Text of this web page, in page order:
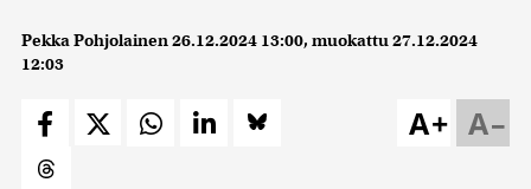
Pekka Pohjolainen26.12.2024 13:00, muokattu27.12.2024
12:03
A–
A+